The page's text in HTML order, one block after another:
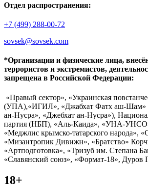
Отдел распространения:
+7 (499) 288-00-72
sovsek@sovsek.com
*Организации и физические лица,
террористов и экстремистов,
запрещена в Российской Федерации:
«Правый сектор», «Украинская
(УПА),«ИГИЛ», «Джабхат Фатх аш-Шам»
ан-Нусра», «Джебхат ан-Нусра»),
партия (НБП), «Аль-Каида», «УНА-
«Меджлис крымско-татарского народа»,
«Мизантропик Дивижн», «Братство»
«Артподготовка», «Тризуб им. Степана
«Славянский союз», «Формат-18», Дуров
18+